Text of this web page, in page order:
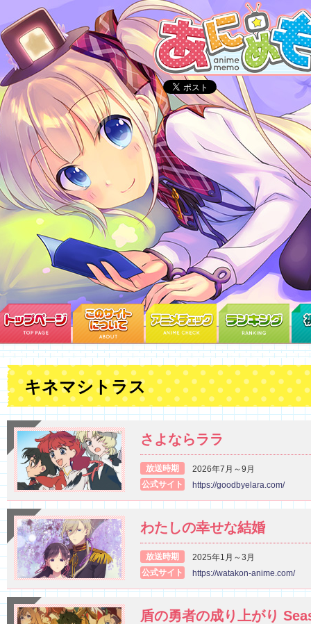
キネマシトラス
さよならララ
放送時期
2026年7月～9月
公式サイト
https://goodbyelara.com/
わたしの幸せな結婚
放送時期
2025年1月～3月
公式サイト
https://watakon-anime.com/
盾の勇者の成り上がり